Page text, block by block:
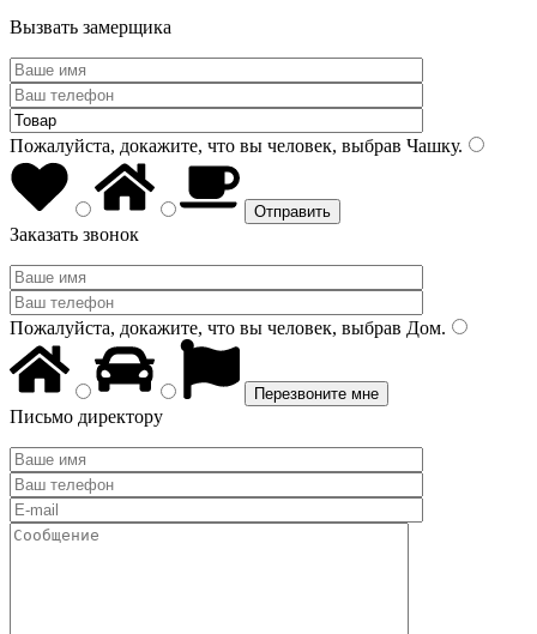
Вызвать замерщика
Пожалуйста, докажите, что вы человек, выбрав Чашку.
Заказать звонок
Пожалуйста, докажите, что вы человек, выбрав Дом.
Письмо директору